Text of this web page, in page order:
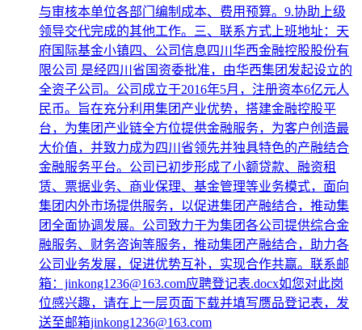
与审核本单位各部门编制成本、费用预算。9.协助上级
领导交代完成的其他工作。三、联系方式上班地址：天
府国际基金小镇四、公司信息四川华西金融控股股份有
限公司 是经四川省国资委批准，由华西集团发起设立的
全资子公司。公司成立于2016年5月，注册资本6亿元人
民币。旨在充分利用集团产业优势，搭建金融控股平
台，为集团产业链全方位提供金融服务，为客户创造最
大价值，并致力成为四川省领先并独具特色的产融结合
金融服务平台。公司已初步形成了小额贷款、融资租
赁、票据业务、商业保理、基金管理等业务模式，面向
集团内外市场提供服务，以促进集团产融结合，推动集
团全面协调发展。公司致力于为集团各公司提供综合金
融服务、财务咨询等服务，推动集团产融结合，助力各
公司业务发展，促进优势互补，实现合作共赢。联系邮
箱：jinkong1236@163.com应聘登记表.docx如您对此岗
位感兴趣，请在上一层页面下载并填写赝品登记表，发
送至邮箱jinkong1236@163.com